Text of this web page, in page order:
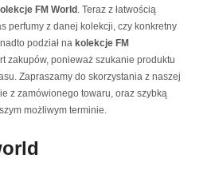
FM World . Teraz z łatwością
perfumy z danej kolekcji, czy konkretny
podział na kolekcje FM
zakupów, ponieważ szukanie produktu
Zapraszamy do skorzystania z naszej
z zamówionego towaru, oraz szybką
możliwym terminie.